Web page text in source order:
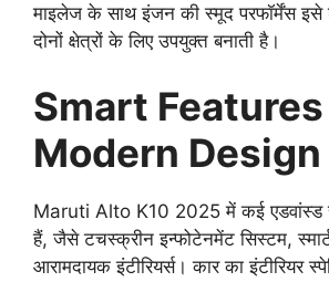
माइलेज के साथ इंजन की स्मूद परफॉर्मेंस इसे
दोनों क्षेत्रों के लिए उपयुक्त बनाती है।
Smart Features
Modern Design
Maruti Alto K10 2025 में कई एडवांस्ड
हैं, जैसे टचस्क्रीन इन्फोटेनमेंट सिस्टम,
आरामदायक इंटीरियर्स। कार का इंटीरियर